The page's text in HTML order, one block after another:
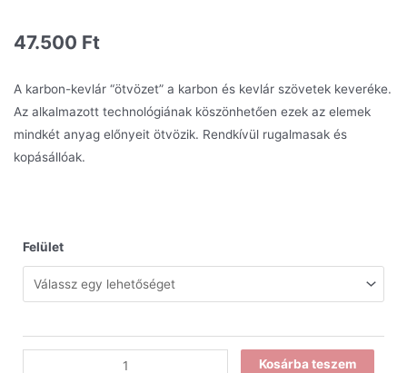
47.500 Ft
A karbon-kevlár “ötvözet” a karbon és kevlár szövetek keveréke.
Az alkalmazott technológiának köszönhetően ezek az elemek
mindkét anyag előnyeit ötvözik. Rendkívül rugalmasak és
kopásállóak.
Felület
Kosárba teszem